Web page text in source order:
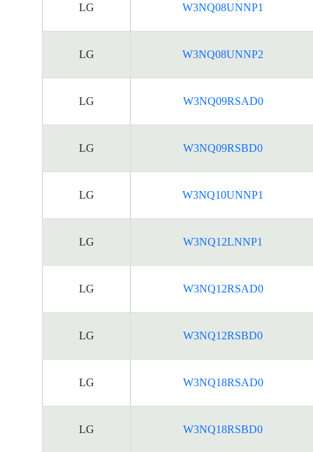
LG W3NQ08UNNP1
LG W3NQ08UNNP2
LG W3NQ09RSAD0
LG W3NQ09RSBD0
LG W3NQ10UNNP1
LG W3NQ12LNNP1
LG W3NQ12RSAD0
LG W3NQ12RSBD0
LG W3NQ18RSAD0
LG W3NQ18RSBD0